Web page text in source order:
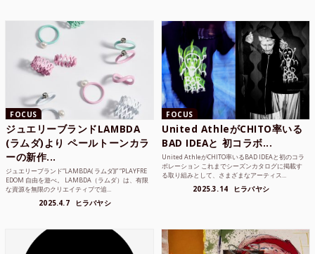
FOCUS
ジュエリーブランドLAMBDA
(ラムダ)より ペールトーンカラ
ーの新作...
ジュエリーブランド“LAMBDA( ラムダ))” “PLAYFRE
EDOM 自由を遊べ。 LAMBDA（ラムダ）は、有限
な資源を無限のクリエイティブで追...
2025.4.7 ヒラバヤシ
FOCUS
United AthleがCHITO率いる
BAD IDEAと 初コラボ...
United AthleがCHITO率いるBAD IDEAと初のコラ
ボレーション これまでシーズンカタログに掲載す
る取り組みとして、さまざまなアーティス...
2025.3.14 ヒラバヤシ